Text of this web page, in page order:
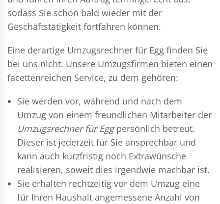
sodass Sie schon bald wieder mit der
Geschäftstätigkeit fortfahren können.
Eine derartige Umzugsrechner für Egg finden Sie
bei uns nicht. Unsere Umzugsfirmen bieten einen
facettenreichen Service, zu dem gehören:
Sie werden vor, während und nach dem
Umzug von einem freundlichen Mitarbeiter der
Umzugsrechner für Eggpersönlich betreut.
Dieser ist jederzeit für Sie ansprechbar und
kann auch kurzfristig noch Extrawünsche
realisieren, soweit dies irgendwie machbar ist.
Sie erhalten rechtzeitig vor dem Umzug eine
für Ihren Haushalt angemessene Anzahl von